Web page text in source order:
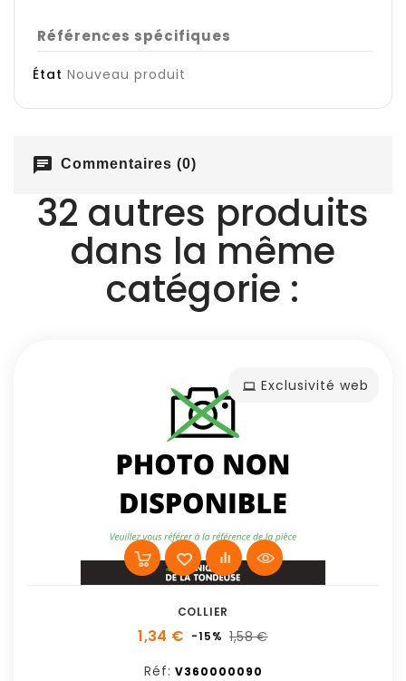
Références spécifiques
État Nouveau produit
chat Commentaires (0)
32 autres produits
dans la même
catégorie :
Exclusivité web
COLLIER
1,34 € -15% 1,58 €
Réf: V360000090